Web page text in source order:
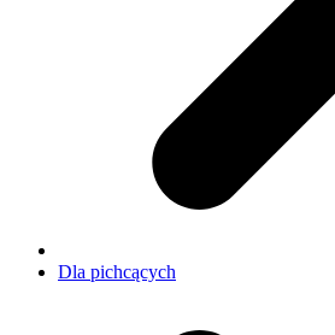
Dla pichcących